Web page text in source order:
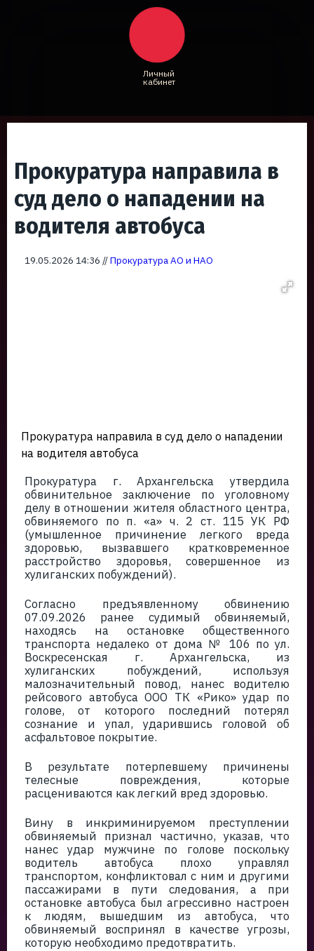
Личный
кабинет
Прокуратура направила в
суд дело о нападении на
водителя автобуса
19.05.2026 14:36 //Прокуратура АО и НАО
Прокуратура направила в суд дело о нападении
на водителя автобуса
Прокуратура г. Архангельска утвердила
обвинительное заключение по уголовному
делу в отношении жителя областного центра,
обвиняемого по п. «а» ч. 2 ст. 115 УК РФ
(умышленное причинение легкого вреда
здоровью, вызвавшего кратковременное
расстройство здоровья, совершенное из
хулиганских побуждений).
Согласно предъявленному обвинению
07.09.2026 ранее судимый обвиняемый,
находясь на остановке общественного
транспорта недалеко от дома № 106 по ул.
Воскресенская г. Архангельска, из
хулиганских побуждений, используя
малозначительный повод, нанес водителю
рейсового автобуса ООО ТК «Рико» удар по
голове, от которого последний потерял
сознание и упал, ударившись головой об
асфальтовое покрытие.
В результате потерпевшему причинены
телесные повреждения, которые
расцениваются как легкий вред здоровью.
Вину в инкриминируемом преступлении
обвиняемый признал частично, указав, что
нанес удар мужчине по голове поскольку
водитель автобуса плохо управлял
транспортом, конфликтовал с ним и другими
пассажирами в пути следования, а при
остановке автобуса был агрессивно настроен
к людям, вышедшим из автобуса, что
обвиняемый воспринял в качестве угрозы,
которую необходимо предотвратить.